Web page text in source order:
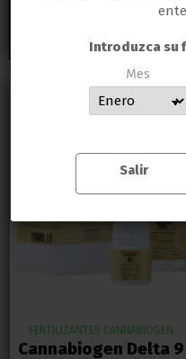
Añadir al
FERTILIZANTES CANNABIOGEN
Cannabiogen Delta 9
Introduzca su
Mes
Salir
MUCHAS GRACIAS